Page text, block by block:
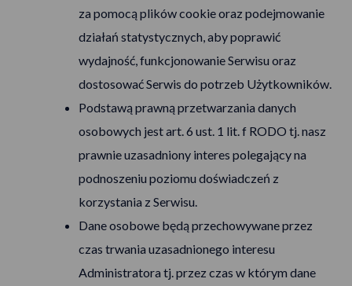
za pomocą plików cookie oraz podejmowanie
działań statystycznych, aby poprawić
wydajność, funkcjonowanie Serwisu oraz
dostosować Serwis do potrzeb Użytkowników.
Podstawą prawną przetwarzania danych
osobowych jest art. 6 ust. 1 lit. f RODO tj. nasz
prawnie uzasadniony interes polegający na
podnoszeniu poziomu doświadczeń z
korzystania z Serwisu.
Dane osobowe będą przechowywane przez
czas trwania uzasadnionego interesu
Administratora tj. przez czas w którym dane